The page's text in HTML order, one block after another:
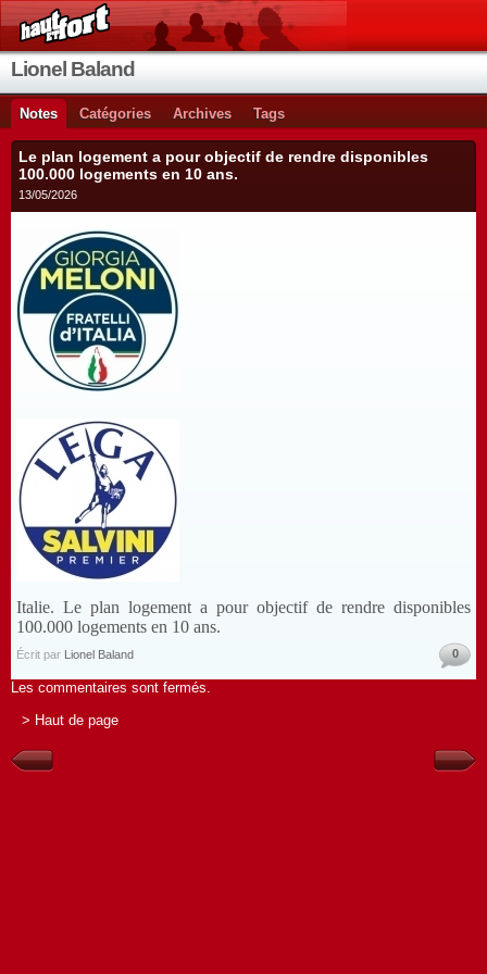
Lionel Baland
Notes Catégories Archives Tags
Le plan logement a pour objectif de rendre disponibles
100.000 logements en 10 ans.
13/05/2026
Italie. Le plan logement a pour objectif de rendre disponibles
100.000 logements en 10 ans.
Écrit par Lionel Baland 0
Les commentaires sont fermés.
> Haut de page